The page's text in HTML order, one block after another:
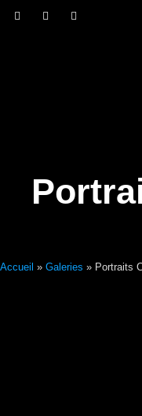
Accueil » Galeries » Portraits